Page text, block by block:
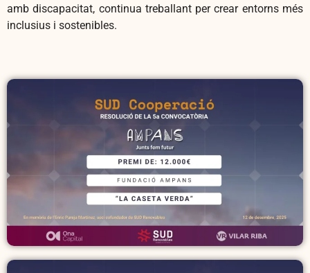
amb discapacitat, continua treballant per crear entorns més
inclusius i sostenibles.